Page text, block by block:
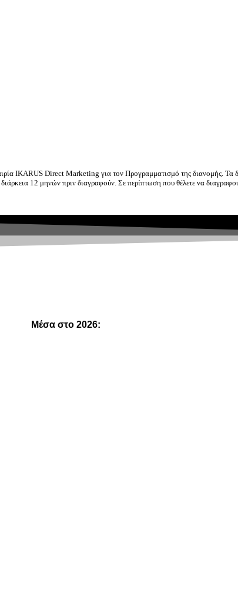
IKARUS Direct Marketing για τον Προγραμματισμό της διανομής. Τα
12 μηνών πριν διαγραφούν. Σε περίπτωση που θέλετε να
Μέσα στο 2026: